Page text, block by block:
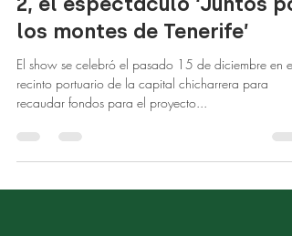
TVE emitirá mañana, por La
2, el espectáculo ‘Juntos
los montes de Tenerife’
El show se celebró el pasado 15 de diciembre en el
recaudar fondos para el proyecto...